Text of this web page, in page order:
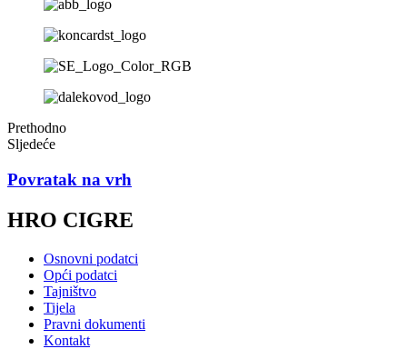
Prethodno
Sljedeće
Povratak na vrh
HRO CIGRE
Osnovni podatci
Opći podatci
Tajništvo
Tijela
Pravni dokumenti
Kontakt